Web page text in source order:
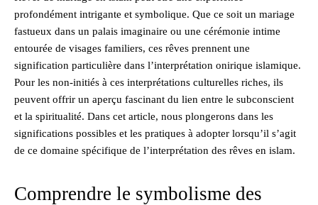
profondément intrigante et symbolique. Que ce soit un mariage
fastueux dans un palais imaginaire ou une cérémonie intime
entourée de visages familiers, ces rêves prennent une
signification particulière dans l’interprétation onirique islamique.
Pour les non-initiés à ces interprétations culturelles riches, ils
peuvent offrir un aperçu fascinant du lien entre le subconscient
et la spiritualité. Dans cet article, nous plongerons dans les
significations possibles et les pratiques à adopter lorsqu’il s’agit
de ce domaine spécifique de l’interprétation des rêves en islam.
Comprendre le symbolisme des